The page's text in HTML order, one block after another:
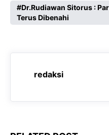
c
e
o
a
t
A
p
l
e
r
a
s
s
n
r
Dr.Rudiawan Sitorus :
Terus Dibenahi
redaksi